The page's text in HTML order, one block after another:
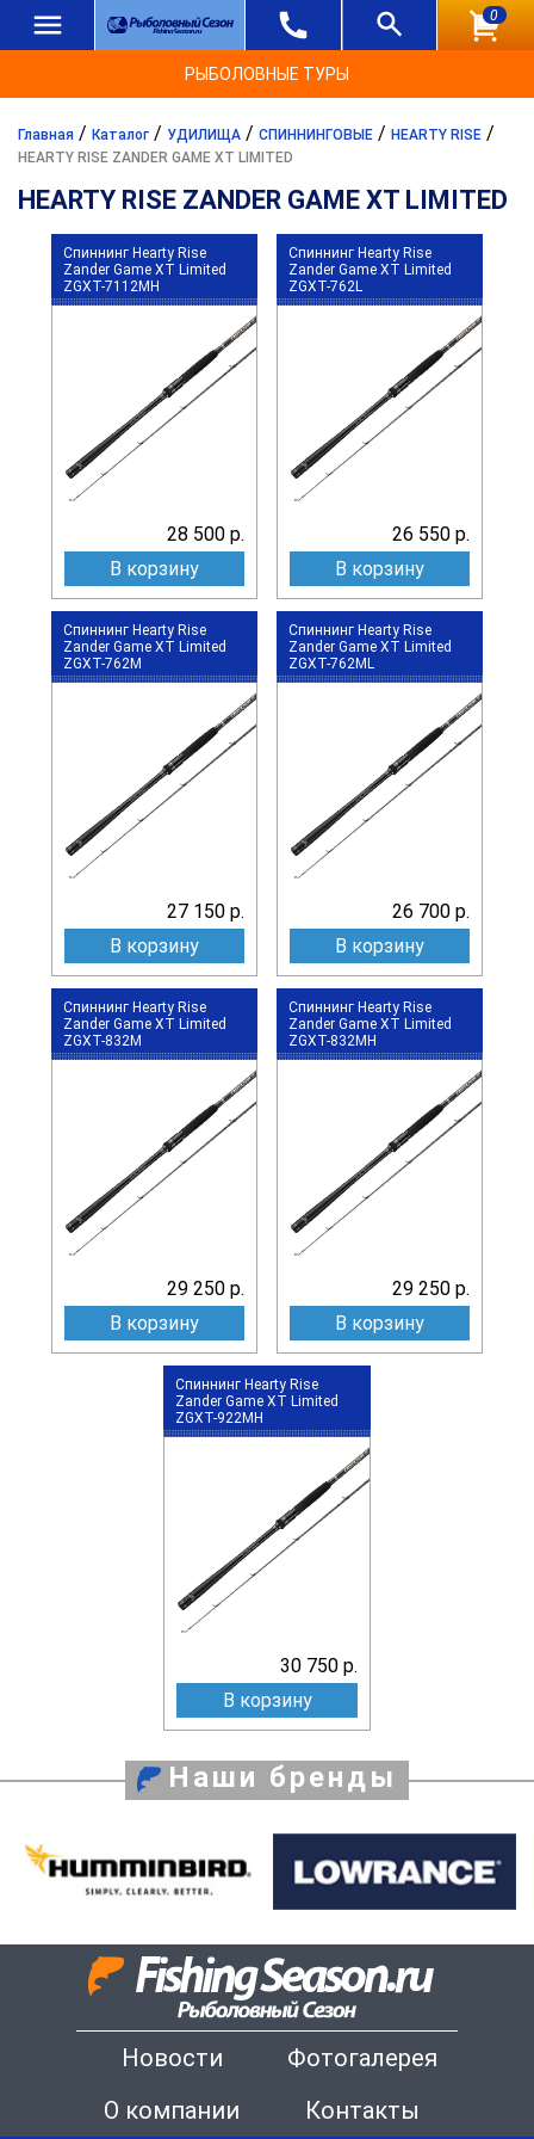
0
РЫБОЛОВНЫЕ ТУРЫ
Главная / Каталог / УДИЛИЩА / СПИННИНГОВЫЕ / HEARTY RISE /
HEARTY RISE ZANDER GAME XT LIMITED
HEARTY RISE ZANDER GAME XT LIMITED
Спиннинг Hearty Rise
Zander Game XT Limited
ZGXT-7112MH
28 500 р.
В корзину
Спиннинг Hearty Rise
Zander Game XT Limited
ZGXT-762L
26 550 р.
В корзину
Спиннинг Hearty Rise
Zander Game XT Limited
ZGXT-762M
27 150 р.
В корзину
Спиннинг Hearty Rise
Zander Game XT Limited
ZGXT-762ML
26 700 р.
В корзину
Спиннинг Hearty Rise
Zander Game XT Limited
ZGXT-832M
29 250 р.
В корзину
Спиннинг Hearty Rise
Zander Game XT Limited
ZGXT-832MH
29 250 р.
В корзину
Спиннинг Hearty Rise
Zander Game XT Limited
ZGXT-922MH
30 750 р.
В корзину
Наши бренды
Новости
Фотогалерея
О компании
Контакты